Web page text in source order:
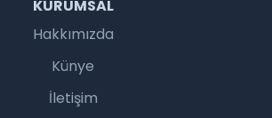
KURUMSAL
Hakkımızda
Künye
İletişim